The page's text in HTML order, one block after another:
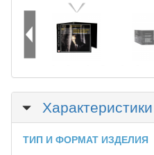
Скрыть
Характеристики
ТИП И ФОРМАТ ИЗДЕЛИЯ